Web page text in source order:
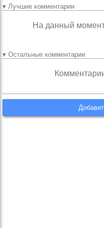
▾ Лучшие комментарии
На данный
▾ Остальные комментарии